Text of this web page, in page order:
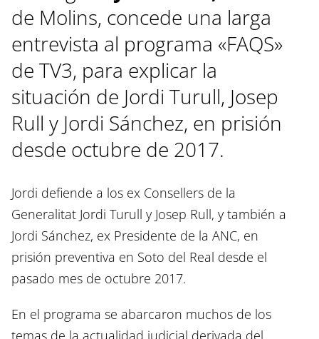
de Molins, concede una larga
entrevista al programa «FAQS»
de TV3, para explicar la
situación de Jordi Turull, Josep
Rull y Jordi Sánchez, en prisión
desde octubre de 2017.
Jordi defiende a los ex Consellers de la
Generalitat Jordi Turull y Josep Rull, y también a
Jordi Sánchez, ex Presidente de la ANC, en
prisión preventiva en Soto del Real desde el
pasado mes de octubre 2017.
En el programa se abarcaron muchos de los